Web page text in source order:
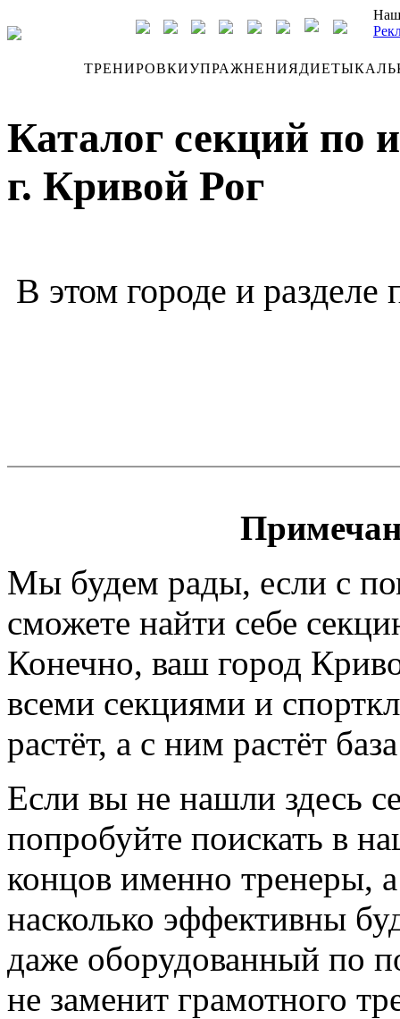
ТРЕНИРОВКИУПРАЖНЕНИЯДИЕТЫ
Каталог секций по
г. Кривой Рог
В этом городе и
Мы будем рады, если с
сможете найти себе
Конечно, ваш город
всеми секциями и
растёт, а с ним растёт
Если вы не нашли здесь
попробуйте поискать в
концов именно тренеры,
насколько эффективны
даже оборудованный по
не заменит грамотного